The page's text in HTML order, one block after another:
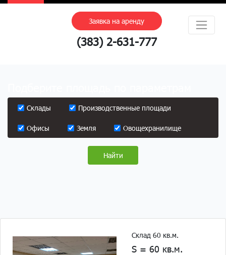
Заявка на аренду
(383) 2-631-777
Склады Производственные площади
Офисы Земля Овощехранилище
Склад 60 кв.м.
S = 60 кв.м.